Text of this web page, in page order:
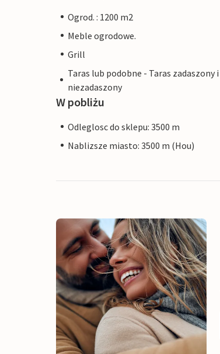
Ogrod. : 1200 m2
Meble ogrodowe.
Grill
Taras lub podobne - Taras zadaszony i
niezadaszony
W pobliżu
Odleglosc do sklepu: 3500 m
Nablizsze miasto: 3500 m (Hou)